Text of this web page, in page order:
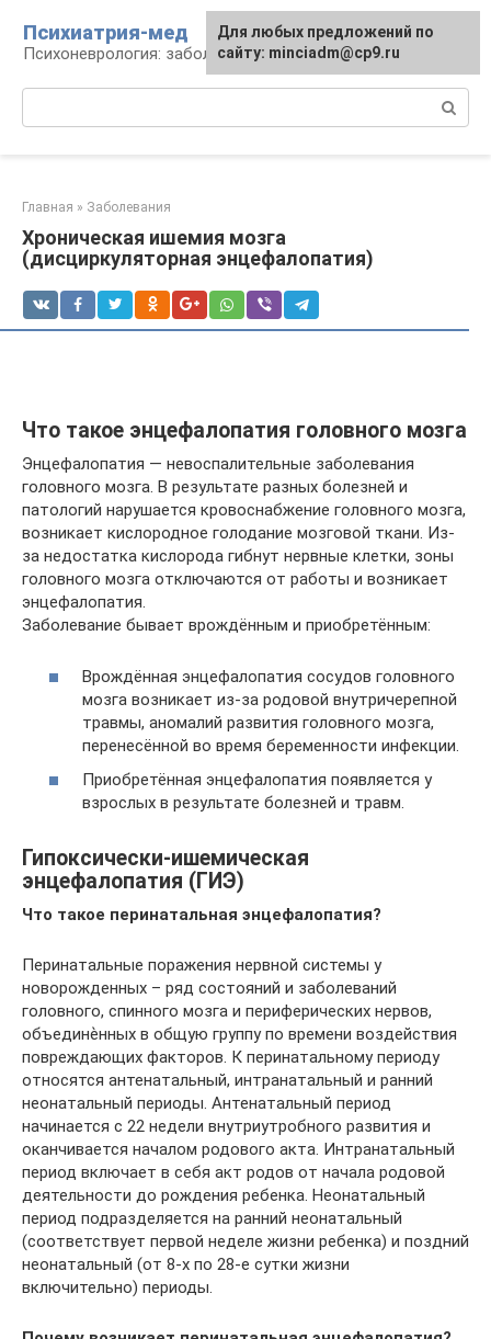
контенту
Психиатрия-мед
Психоневрология: заболевания и терапия
Главная » Заболевания
Хроническая ишемия мозга
(дисциркуляторная энцефалопатия)
Что такое энцефалопатия головного мозга
Энцефалопатия — невоспалительные заболевания
головного мозга. В результате разных болезней и
патологий нарушается кровоснабжение головного мозга,
возникает кислородное голодание мозговой ткани. Из-
за недостатка кислорода гибнут нервные клетки, зоны
головного мозга отключаются от работы и возникает
энцефалопатия.
Заболевание бывает врождённым и приобретённым:
Врождённая энцефалопатия сосудов головного
мозга возникает из-за родовой внутричерепной
травмы, аномалий развития головного мозга,
перенесённой во время беременности инфекции.
Приобретённая энцефалопатия появляется у
взрослых в результате болезней и травм.
Гипоксически-ишемическая
энцефалопатия (ГИЭ)
Что такое перинатальная энцефалопатия?
Перинатальные поражения нервной системы у
новорожденных – ряд состояний и заболеваний
головного, спинного мозга и периферических нервов,
объединѐнных в общую группу по времени воздействия
повреждающих факторов. К перинатальному периоду
относятся антенатальный, интранатальный и ранний
неонатальный периоды. Антенатальный период
начинается с 22 недели внутриутробного развития и
оканчивается началом родового акта. Интранатальный
период включает в себя акт родов от начала родовой
деятельности до рождения ребенка. Неонатальный
период подразделяется на ранний неонатальный
(соответствует первой неделе жизни ребенка) и поздний
неонатальный (от 8-х по 28-е сутки жизни
включительно) периоды.
Для любых предложений по
сайту: minciadm@cp9.ru